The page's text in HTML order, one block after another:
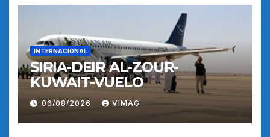
INTERNACIONAL
SIRIA-DEIR AL-ZOUR-
KUWAIT-VUELO
06/08/2026 VIMAG